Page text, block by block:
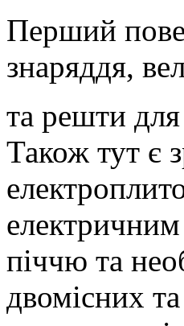
Перший
знаряддя,
та решти
Також тут є
піччю та
двомісних